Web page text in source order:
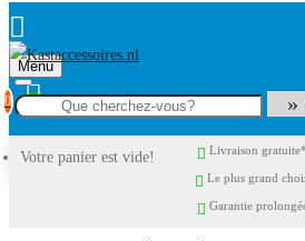
Menu
0
Votre panier est vide! Livraison gratuite*
Le plus grand
Garantie